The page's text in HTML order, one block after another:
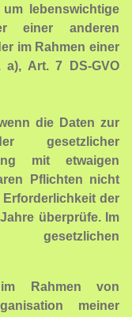
lebenswichtige
einer anderen
im Rahmen einer
Art. 7 DS-GVO
die Daten zur
gesetzlicher
mit etwaigen
Pflichten nicht
der
überprüfe. Im
Rahmen von
meiner